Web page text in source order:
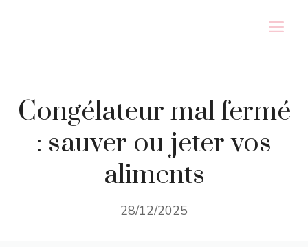
Congélateur mal fermé
: sauver ou jeter vos
aliments
28/12/2025